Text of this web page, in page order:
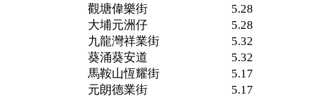
觀塘偉樂街 5.28
大埔元洲仔 5.28
九龍灣祥業街 5.32
葵涌葵安道 5.32
馬鞍山恆耀街 5.17
元朗德業街 5.17